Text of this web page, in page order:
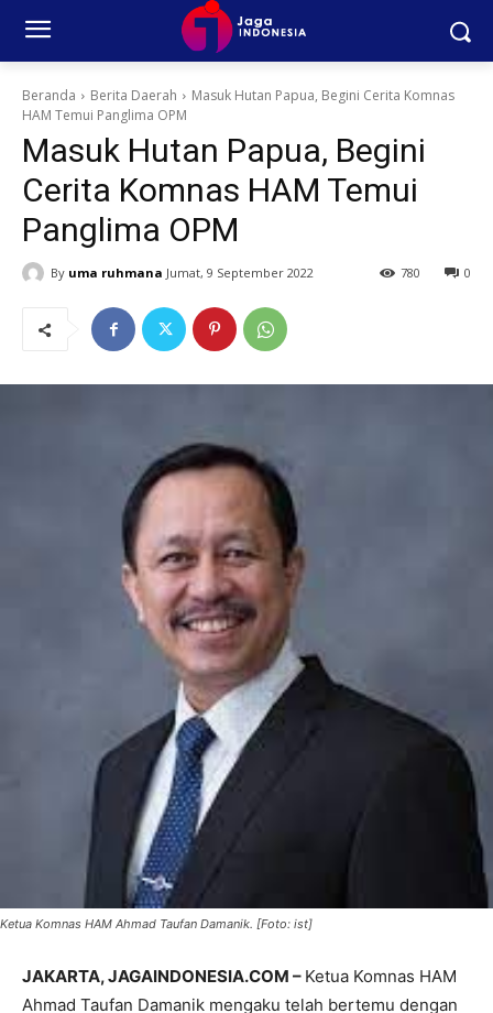
Beranda Berita Daerah
Masuk Hutan Papua, Begini Cerita Komnas
HAM Temui Panglima OPM
Masuk Hutan Papua, Begini
Cerita Komnas HAM Temui
Panglima OPM
By uma ruhmana Jumat, 9 September 2022 0
780
Ketua Komnas HAM Ahmad Taufan Damanik. [Foto: ist]
JAKARTA, JAGAINDONESIA.COM – Ketua Komnas HAM
Ahmad Taufan Damanik mengaku telah bertemu dengan